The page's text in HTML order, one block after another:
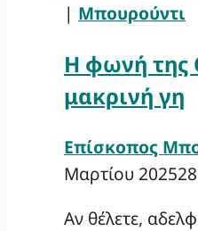
| Μπουρούντι
Η φωνή της
μακρινή γη
Επίσκοπος
Μαρτίου 2025
Αν θέλετε,